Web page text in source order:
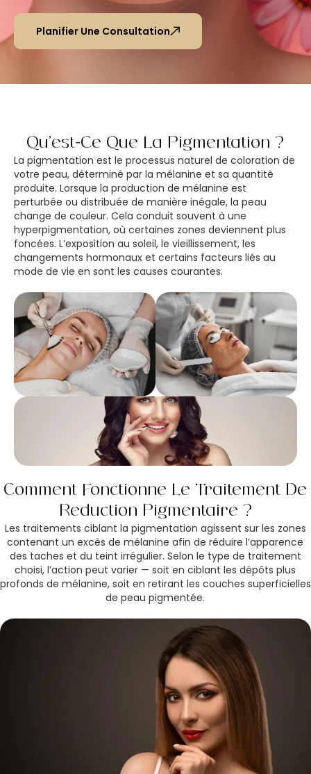
Planifier Une Consultation
Qu’est-Ce Que La Pigmentation ?
La pigmentation est le processus naturel de coloration de
votre peau, déterminé par la mélanine et sa quantité
produite. Lorsque la production de mélanine est
perturbée ou distribuée de manière inégale, la peau
change de couleur. Cela conduit souvent à une
hyperpigmentation, où certaines zones deviennent plus
foncées. L’exposition au soleil, le vieillissement, les
changements hormonaux et certains facteurs liés au
mode de vie en sont les causes courantes.
Comment Fonctionne Le Traitement De
Réduction Pigmentaire ?
Les traitements ciblant la pigmentation agissent sur les zones
contenant un excès de mélanine afin de réduire l’apparence
des taches et du teint irrégulier. Selon le type de traitement
choisi, l’action peut varier — soit en ciblant les dépôts plus
profonds de mélanine, soit en retirant les couches superficielles
de peau pigmentée.